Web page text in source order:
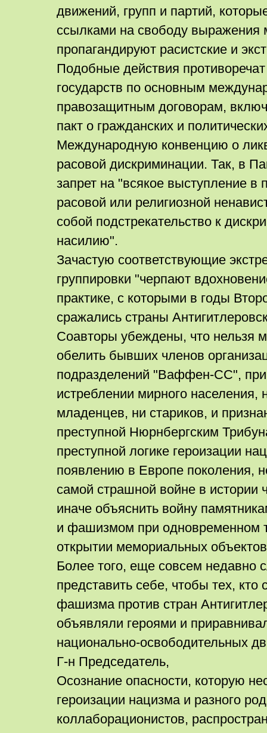
движений, групп и партий,
ссылками на свободу выражения
пропагандируют расистские и
Подобные действия
государств по основным
правозащитным договорам,
пакт о гражданских и
Международную конвенцию о
расовой дискриминации. Так, в
запрет на "всякое выступление в
расовой или религиозной
собой подстрекательство к
насилию".
Зачастую соответствующие
группировки "черпают
практике, с которыми в годы
сражались страны
Соавторы убеждены, что нельзя
обелить бывших членов
подразделений "Ваффен-СС",
истреблении мирного
младенцев, ни стариков, и
преступной Нюрнбергским
преступной логике героизации
появлению в Европе поколения,
самой страшной войне в истории
иначе объяснить войну
и фашизмом при одновременном
открытии мемориальных
Более того, еще совсем недавно
представить себе, чтобы тех, кто
фашизма против стран
объявляли героями и
национально-освободительных
Г-н Председатель,
Осознание опасности, которую
героизации нацизма и разного
коллаборационистов,